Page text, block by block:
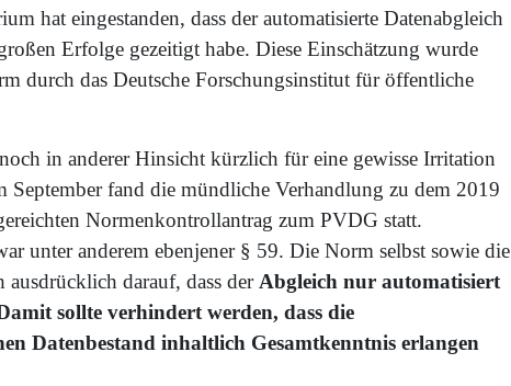
hat eingestanden, dass der automatisierte Datenabgleich
Erfolge gezeitigt habe. Diese Einschätzung wurde
durch das Deutsche Forschungsinstitut für öffentliche
in anderer Hinsicht kürzlich für eine gewisse Irritation
fand die mündliche Verhandlung zu dem 2019
Normenkontrollantrag zum PVDG statt.
unter anderem ebenjener § 59. Die Norm selbst sowie die
ausdrücklich darauf, dass der Abgleich nur automatisiert
sollte verhindert werden, dass die
Datenbestand inhaltlich Gesamtkenntnis erlangen